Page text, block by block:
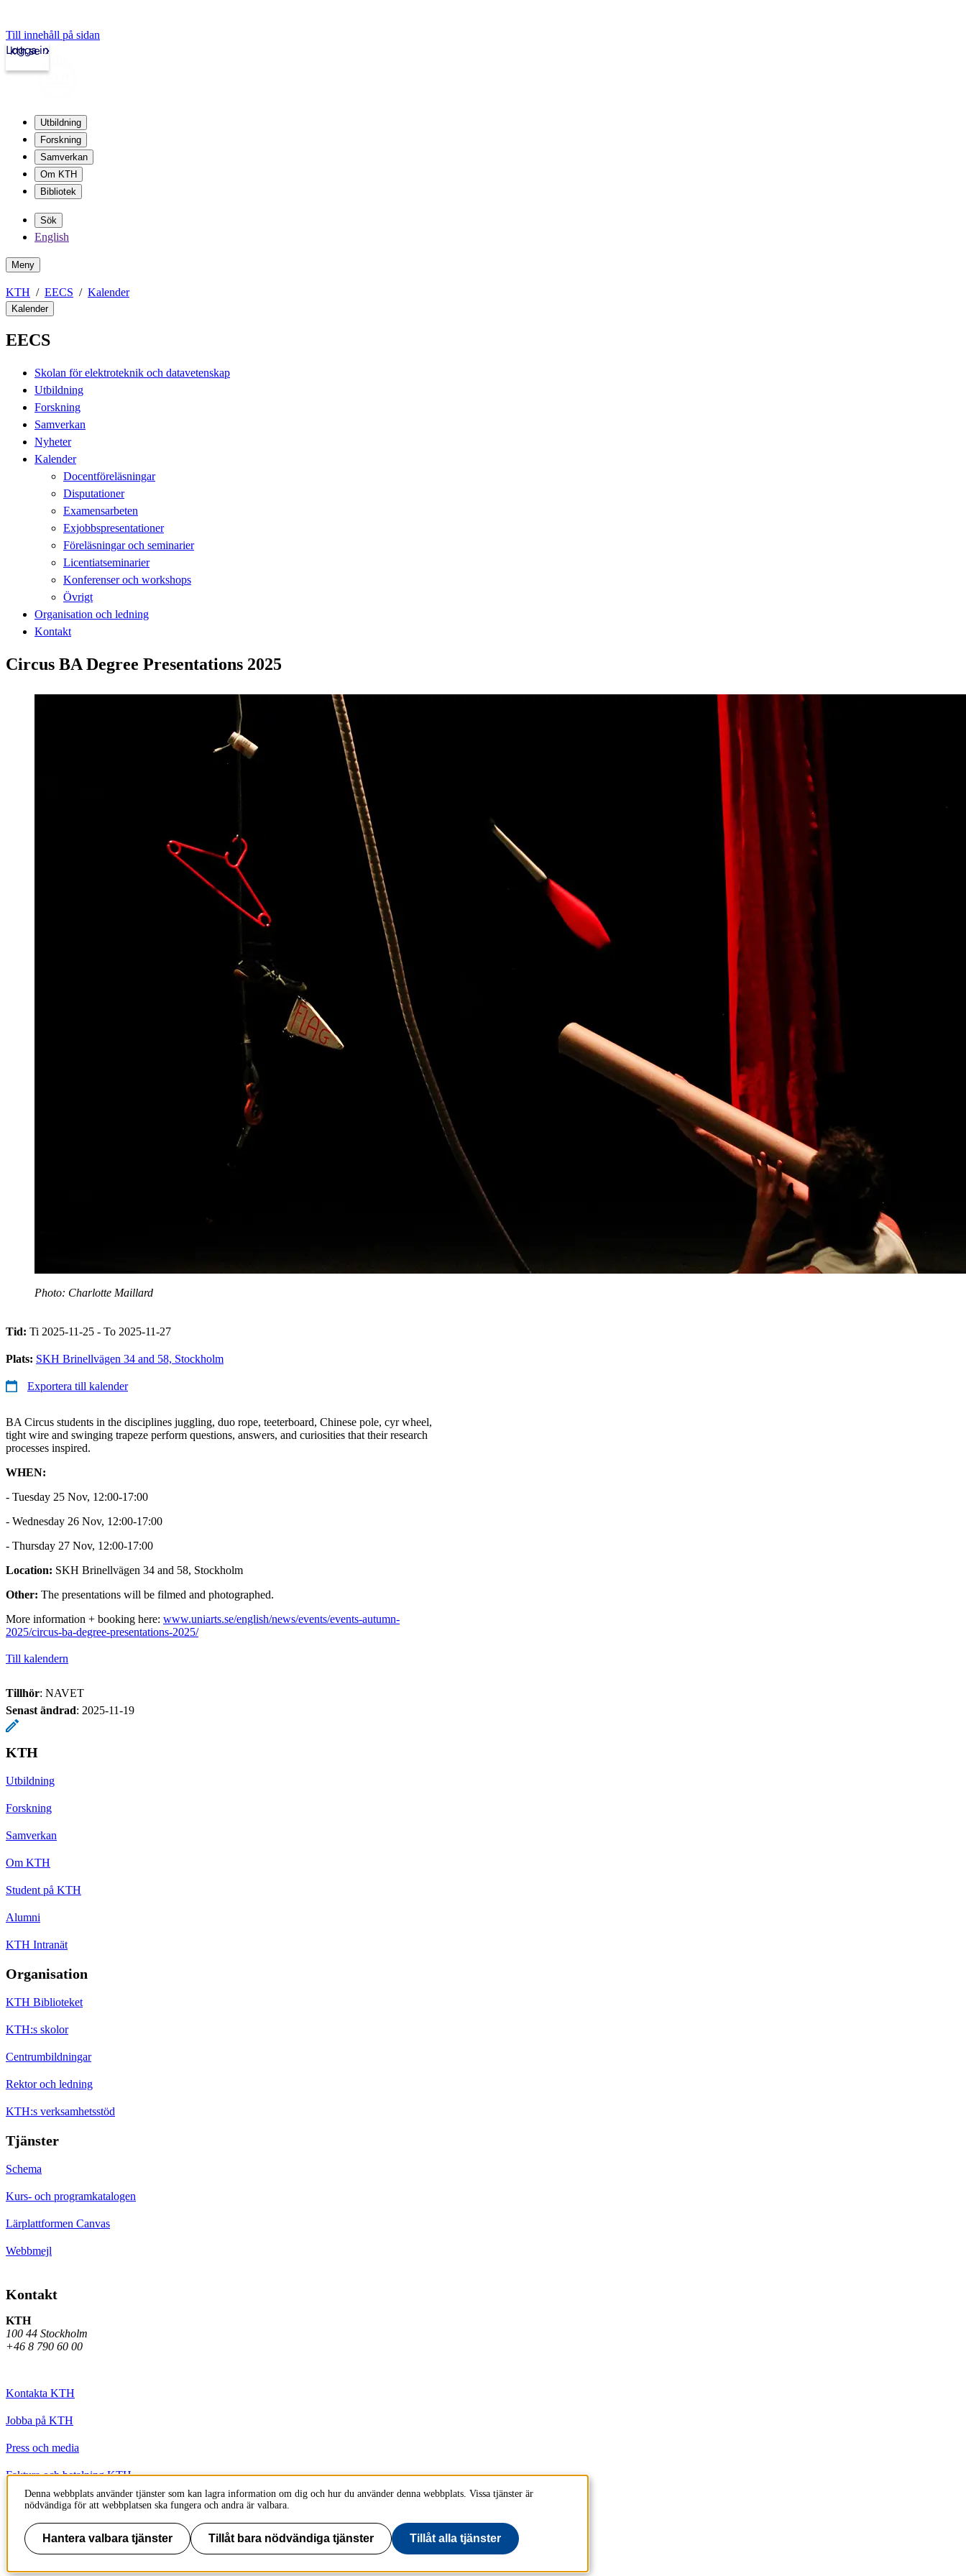
Till innehåll på sidan
kth.se
Logga in
Utbildning
Forskning
Samverkan
Om KTH
Bibliotek
Sök
English
Meny
KTH EECS Kalender
Kalender
EECS
Skolan för elektroteknik och datavetenskap
Utbildning
Forskning
Samverkan
Nyheter
Kalender
Docentföreläsningar
Disputationer
Examensarbeten
Exjobbspresentationer
Föreläsningar och seminarier
Licentiatseminarier
Konferenser och workshops
Övrigt
Organisation och ledning
Kontakt
Circus BA Degree Presentations 2025
Photo: Charlotte Maillard
Tid: Ti 2025-11-25 - To 2025-11-27
Plats: SKH Brinellvägen 34 and 58, Stockholm
Exportera till kalender
BA Circus students in the disciplines juggling, duo rope, teeterboard, Chinese pole, cyr wheel,
tight wire and swinging trapeze perform questions, answers, and curiosities that their research
processes inspired.
WHEN:
- Tuesday 25 Nov, 12:00-17:00
- Wednesday 26 Nov, 12:00-17:00
- Thursday 27 Nov, 12:00-17:00
Location: SKH Brinellvägen 34 and 58, Stockholm
Other: The presentations will be filmed and photographed.
More information + booking here: www.uniarts.se/english/news/events/events-autumn-
2025/circus-ba-degree-presentations-2025/
Till kalendern
Tillhör: NAVET
Senast ändrad: 2025-11-19
KTH
Utbildning
Forskning
Samverkan
Om KTH
Student på KTH
Alumni
KTH Intranät
Organisation
KTH Biblioteket
KTH:s skolor
Centrumbildningar
Rektor och ledning
KTH:s verksamhetsstöd
Tjänster
Schema
Kurs- och programkatalogen
Lärplattformen Canvas
Webbmejl
Kontakt
KTH
100 44 Stockholm
+46 8 790 60 00
Kontakta KTH
Jobba på KTH
Press och media
Faktura och betalning KTH
Om KTH:s webbplatser
Tillgänglighetsredogörelse
Denna webbplats använder tjänster som kan lagra information om dig och hur du använder denna webbplats. Vissa tjänster är
nödvändiga för att webbplatsen ska fungera och andra är valbara.
Hantera valbara tjänster Tillåt bara nödvändiga tjänster Tillåt alla tjänster